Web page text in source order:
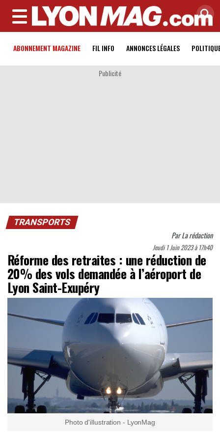
MENU
ABONNEMENT MAGAZINE FIL INFO ANNONCES LÉGALES
Publicité
TRANSPORTS
ParLa rédaction
Jeudi 1 Juin 2023 à 17h40
Réforme des retraites : une réduction de
20% des vols demandée à l’aéroport de
Lyon Saint-Exupéry
Photo d'illustration - LyonMag